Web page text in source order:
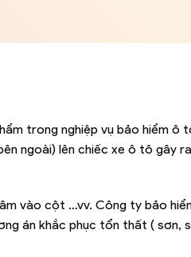
trong nghiệp vụ bảo hiểm ô
ngoài) lên chiếc xe ô tô gây
vào cột …vv. Công ty bảo
án khắc phục tổn thất ( sơn,